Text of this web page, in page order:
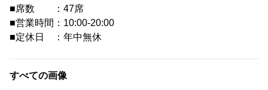
■席数 ：47席
■営業時間：10:00-20:00
■定休日 ：年中無休
すべての画像